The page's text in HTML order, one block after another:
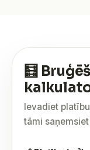
🧮
Ievadiet
tāmi